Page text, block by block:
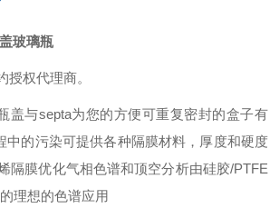
玻璃瓶
授权代理商。
盖与septa为您的方便可重复密封的盒子有
中的污染可提供各种隔膜材料，厚度和硬度
隔膜优化气相色谱和顶空分析由硅胶/PTFE
理想的色谱应用